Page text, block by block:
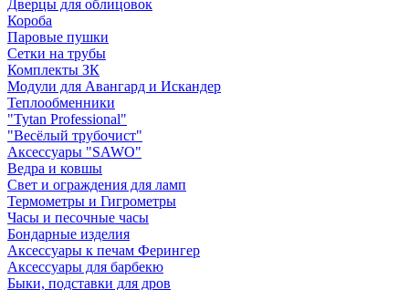
Дверцы для облицовок
Короба
Паровые пушки
Сетки на трубы
Комплекты ЗК
Модули для Авангард и Искандер
Теплообменники
"Tytan Professional"
"Весёлый трубочист"
Аксессуары "SAWO"
Ведра и ковшы
Свет и ограждения для ламп
Термометры и Гигрометры
Часы и песочные часы
Бондарные изделия
Аксессуары к печам Ферингер
Аксессуары для барбекю
Быки, подставки для дров